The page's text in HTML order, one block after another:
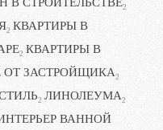
2
2 КВАРТИРЫ В
2 КВАРТИРЫ В
ОТ ЗАСТРОЙЩИКА2
2 ЛИНОЛЕУМА2
ВАННОЙ